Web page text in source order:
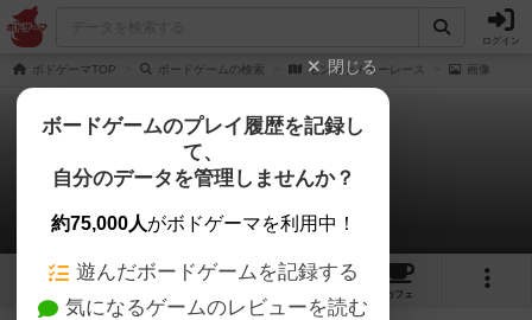
ログイン
ボドゲーマTOP ボードゲームの検索 モンツァ / カーレース 画像
モンツァ / カーレース
3件の画像
3 3
カフェ
閉じる
ボードゲームのプレイ履歴を記録し
て、
自分のデータを管理しませんか？
約75,000人がボドゲーマを利用中！
遊んだボードゲームを記録する
気になるゲームのレビューを読む